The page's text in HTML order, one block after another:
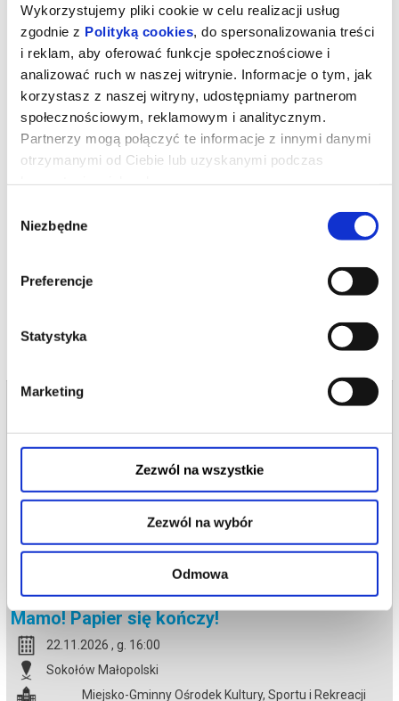
Wykorzystujemy pliki cookie w celu realizacji usług
zgodnie z Polityką cookies , do spersonalizowania treści
i reklam, aby oferować funkcje społecznościowe i
analizować ruch w naszej witrynie. Informacje o tym, jak
korzystasz z naszej witryny, udostępniamy partnerom
społecznościowym, reklamowym i analitycznym.
Partnerzy mogą połączyć te informacje z innymi danymi
otrzymanymi od Ciebie lub uzyskanymi podczas
zgody
Niezbędne
Preferencje
Statystyka
Marketing
Zezwól na wszystkie
Zezwól na wybór
Odmowa
Mamo! Papier się kończy!
ze sceny i tam go widać. "Mamo! Papier się kończy!" to zestaw
spostrzeżeń, przemyśleń, doświadczeń komika, które odpowiada
myśli: Czyń Bobro miej dystans, ssij a będzie Ci ssane. Papier się
prawdziwa głupota. bo człowiek, by nie myśleć wymyślił robota.
Duża dawka, energii i próba pozytywnego spojrzenia na ten żywot
Mamo! Papier się kończy!
22.11.2026 , g. 16:00
Sokołów Małopolski
Miejsko-Gminny Ośrodek Kultury, Sportu i Rekreacji